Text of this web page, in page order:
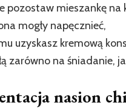
pozostaw mieszankę na
mogły napęcznieć,
uzyskasz kremową
zarówno na śniadanie,
nasion